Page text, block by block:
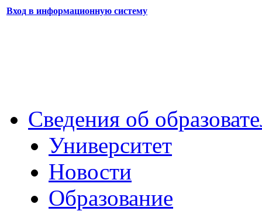
Вход в информационную систему
Сведения об
Университет
Новости
Образование